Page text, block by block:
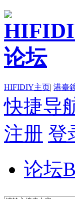
HIFIDIY主页| 港臺
快捷导
注册 登
论坛